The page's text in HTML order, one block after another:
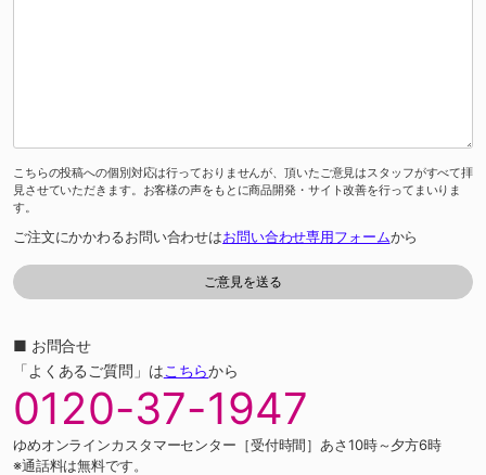
こちらの投稿への個別対応は行っておりませんが、頂いたご意見はスタッフがすべて拝
見させていただきます。お客様の声をもとに商品開発・サイト改善を行ってまいりま
す。
ご注文にかかわるお問い合わせはお問い合わせ専用フォームから
■ お問合せ
「よくあるご質問」はこちらから
0120-37-1947
ゆめオンラインカスタマーセンター［受付時間］あさ10時～夕方6時
※通話料は無料です。